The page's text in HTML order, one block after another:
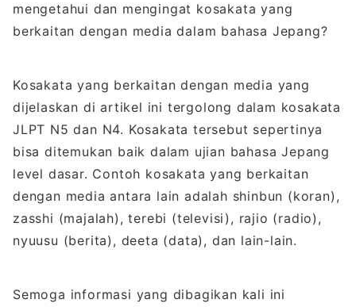
mengetahui dan mengingat kosakata yang
berkaitan dengan media dalam bahasa Jepang?
Kosakata yang berkaitan dengan media yang
dijelaskan di artikel ini tergolong dalam kosakata
JLPT N5 dan N4. Kosakata tersebut sepertinya
bisa ditemukan baik dalam ujian bahasa Jepang
level dasar. Contoh kosakata yang berkaitan
dengan media antara lain adalah shinbun (koran),
zasshi (majalah), terebi (televisi), rajio (radio),
nyuusu (berita), deeta (data), dan lain-lain.
Semoga informasi yang dibagikan kali ini